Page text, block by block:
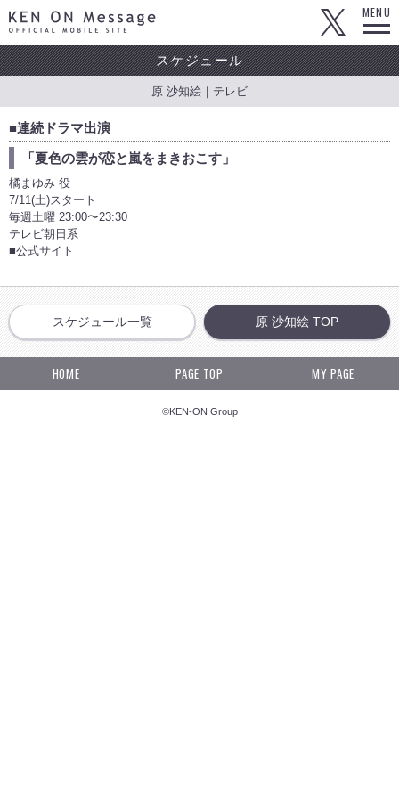
KEN ON Message OFFICIAL MOBILE SITE
MENU
スケジュール
原 沙知絵｜テレビ
■連続ドラマ出演
「夏色の雲が恋と嵐をまきおこす」
橘まゆみ 役
7/11(土)スタート
毎週土曜 23:00〜23:30
テレビ朝日系
■公式サイト
スケジュール一覧 原 沙知絵 TOP
HOME PAGE TOP MY PAGE
©KEN-ON Group